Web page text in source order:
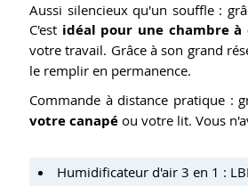
Aussi silencieux qu'un souffle :
C'est idéal pour une chambre à
votre travail. Grâce à son grand
le remplir en permanence.
Commande à distance pratique :
votre canapé ou votre lit. Vous
Humidificateur d'air 3 en 1 :